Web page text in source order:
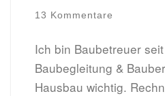
13 Kommentare
Ich bin Baubetreuer
Baubegleitung &
Hausbau wichtig.